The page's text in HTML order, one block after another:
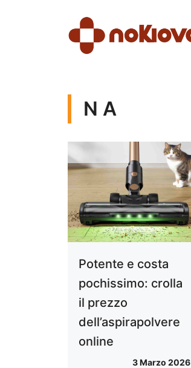
N A
Potente e costa
pochissimo: crolla
il prezzo
dell’aspirapolvere
online
3 Marzo 2026